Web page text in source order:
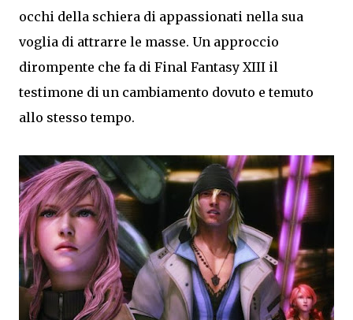
occhi della schiera di appassionati nella sua
voglia di attrarre le masse. Un approccio
dirompente che fa di Final Fantasy XIII il
testimone di un cambiamento dovuto e temuto
allo stesso tempo.